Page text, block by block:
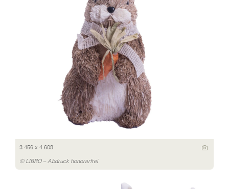
3 456 x 4 608
© LIBRO – Abdruck honorarfrei